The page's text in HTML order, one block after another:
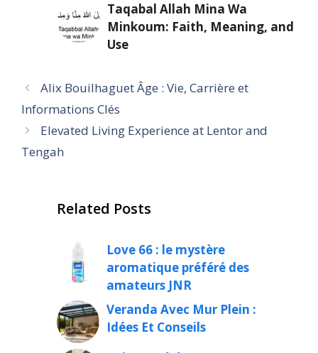
Taqabal Allah Mina Wa
Minkoum: Faith, Meaning, and
Use
Alix Bouilhaguet Âge : Vie, Carrière et
Informations Clés
Elevated Living Experience at Lentor and
Tengah
Related Posts
Love 66 : le mystère
aromatique préféré des
amateurs JNR
Veranda Avec Mur Plein :
Idées Et Conseils